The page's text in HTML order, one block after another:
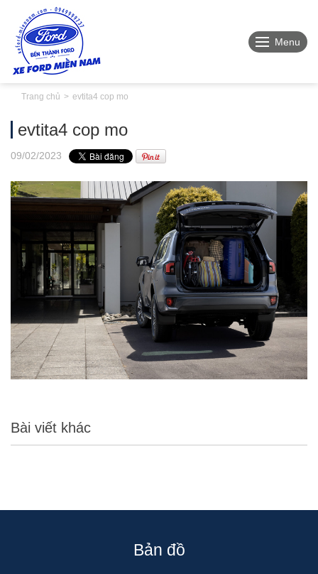
Menu
Trang chủ evtita4 cop mo
evtita4 cop mo
09/02/2023
Bài viết khác
Bản đồ